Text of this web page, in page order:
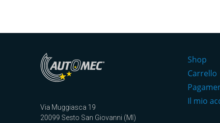
Via Muggiasca 19
20099 Sesto San Giovanni (MI)
Shop
Carrello
Il mio